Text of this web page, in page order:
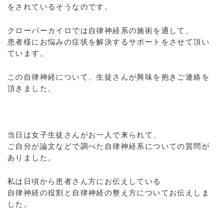
をされているそうなのです。
クローバーカイロでは自律神経系の施術を通して、
患者様にお悩みの症状を解決するサポートをさせて頂い
ています。
この自律神経について、生徒さんが興味を抱きご連絡を
頂きました。
当日は女子生徒さんがお一人で来られて、
ご自分が論文などで調べた自律神経系についての質問が
ありました。
私は日頃から患者さん方にお伝えしている
自律神経の役割と自律神経の整え方についてお伝えしま
した。